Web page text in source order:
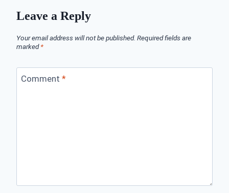
Leave a Reply
Your email address will not be published. Required fields are
marked*
Comment *